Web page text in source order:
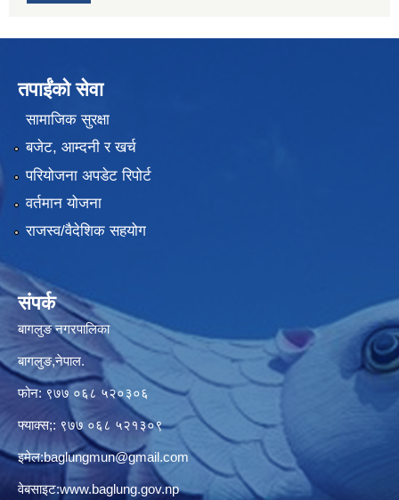
तपाईंको सेवा
सामाजिक सुरक्षा
बजेट, आम्दनी र खर्च
परियोजना अपडेट रिपोर्ट
वर्तमान योजना
राजस्व/वैदेशिक सहयोग
संपर्क
बागलुङ नगरपालिका
बागलुङ,नेपाल.
फोन: ९७७ ०६८ ५२०३०६
फ्याक्स;: ९७७ ०६८ ५२१३०९
इमेल:baglungmun@gmail.com
वेबसाइट:www.baglung.gov.np